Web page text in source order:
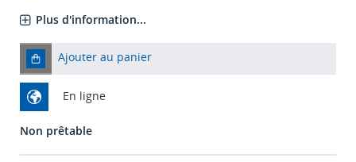
Plus d'information...
Ajouter au panier
En ligne
Non prêtable